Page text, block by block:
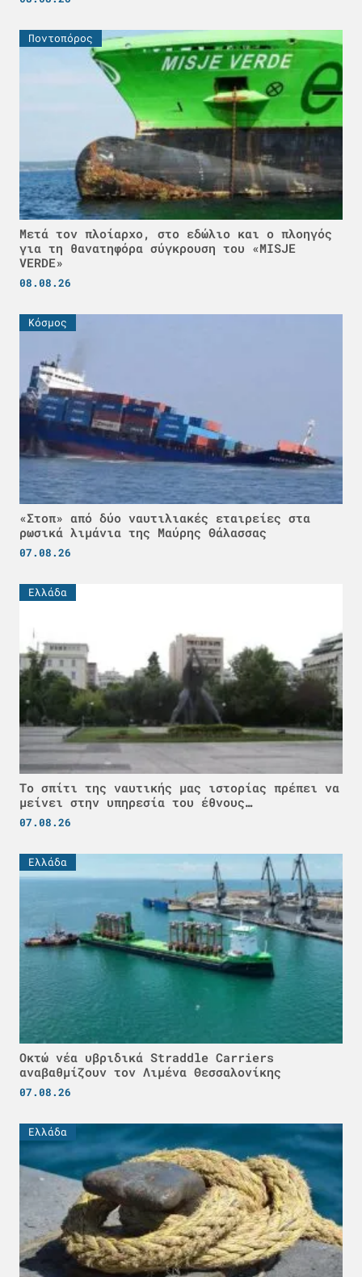
Ποντοπόρος
Μετά τον πλοίαρχο, στο εδώλιο και ο πλοηγός
για τη θανατηφόρα σύγκρουση του «MISJE
VERDE»
08.08.26
Κόσμος
«Στοπ» από δύο ναυτιλιακές εταιρείες στα
ρωσικά λιμάνια της Μαύρης Θάλασσας
07.08.26
Ελλάδα
Το σπίτι της ναυτικής μας ιστορίας πρέπει να
μείνει στην υπηρεσία του έθνους…
07.08.26
Ελλάδα
Οκτώ νέα υβριδικά Straddle Carriers
αναβαθμίζουν τον Λιμένα Θεσσαλονίκης
07.08.26
Ελλάδα